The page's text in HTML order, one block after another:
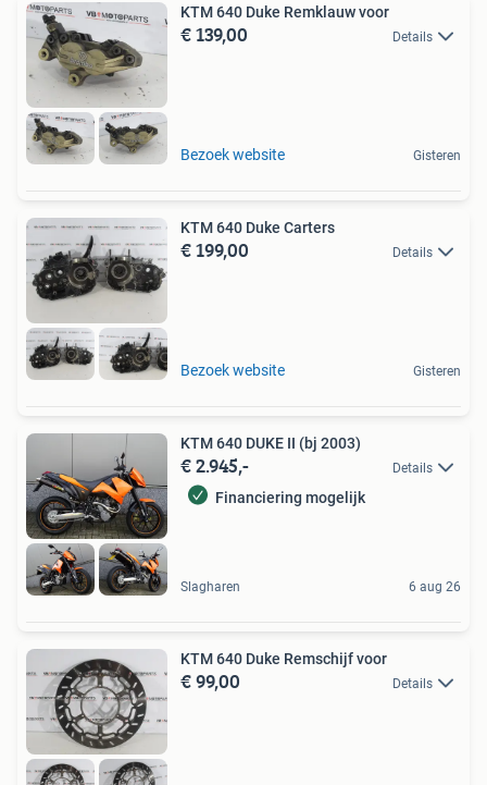
KTM 640 Duke Remklauw voor
€ 139,00 Details
Bezoek website Gisteren
KTM 640 Duke Carters
€ 199,00 Details
Bezoek website Gisteren
KTM 640 DUKE II (bj 2003)
€ 2.945,- Details
Financiering mogelijk
Slagharen 6 aug 26
KTM 640 Duke Remschijf voor
€ 99,00 Details